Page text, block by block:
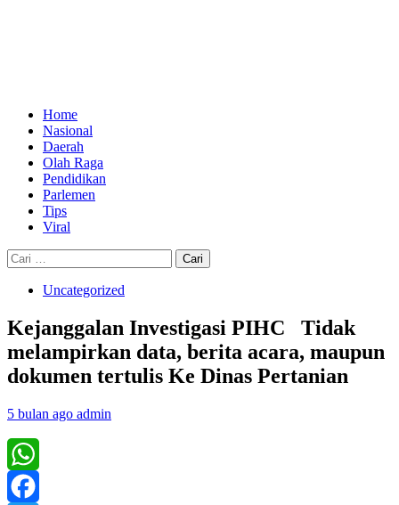
Home
Nasional
Daerah
Olah Raga
Pendidikan
Parlemen
Tips
Viral
Cari
untuk:
Uncategorized
Kejanggalan Investigasi PIHC Tidak
melampirkan data, berita acara, maupun
dokumen tertulis Ke Dinas Pertanian‎
5 bulan ago admin
WhatsApp